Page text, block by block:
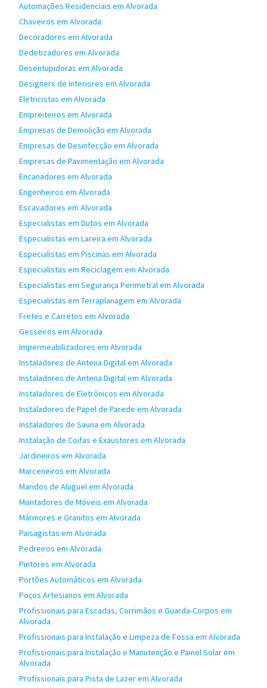
Automações Residenciais em Alvorada
Chaveiros em Alvorada
Decoradores em Alvorada
Dedetizadores em Alvorada
Desentupidoras em Alvorada
Designers de Interiores em Alvorada
Eletricistas em Alvorada
Empreiteiros em Alvorada
Empresas de Demolição em Alvorada
Empresas de Desinfecção em Alvorada
Empresas de Pavimentação em Alvorada
Encanadores em Alvorada
Engenheiros em Alvorada
Escavadores em Alvorada
Especialistas em Dutos em Alvorada
Especialistas em Lareira em Alvorada
Especialistas em Piscinas em Alvorada
Especialistas em Reciclagem em Alvorada
Especialistas em Segurança Perimetral em Alvorada
Especialistas em Terraplanagem em Alvorada
Fretes e Carretos em Alvorada
Gesseiros em Alvorada
Impermeabilizadores em Alvorada
Instaladores de Antena Digital em Alvorada
Instaladores de Antena Digital em Alvorada
Instaladores de Eletrônicos em Alvorada
Instaladores de Papel de Parede em Alvorada
Instaladores de Sauna em Alvorada
Instalação de Coifas e Exaustores em Alvorada
Jardineiros em Alvorada
Marceneiros em Alvorada
Maridos de Aluguel em Alvorada
Montadores de Móveis em Alvorada
Mármores e Granitos em Alvorada
Paisagistas em Alvorada
Pedreiros em Alvorada
Pintores em Alvorada
Portões Automáticos em Alvorada
Poços Artesianos em Alvorada
Profissionais para Escadas, Corrimãos e Guarda-Corpos em
Alvorada
Profissionais para Instalação e Limpeza de Fossa em Alvorada
Profissionais para Instalação e Manutenção e Painel Solar em
Alvorada
Profissionais para Pista de Lazer em Alvorada